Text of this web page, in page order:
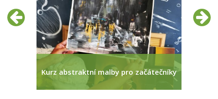
Předchozí Další
Kurz abstraktní malby pro začátečníky